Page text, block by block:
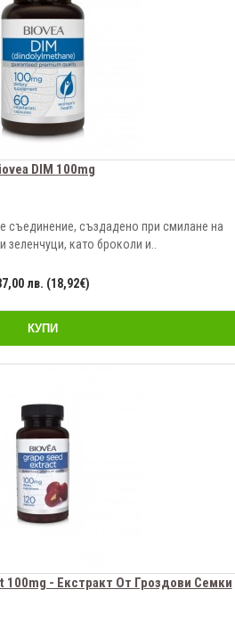
DIM 100mg
съединение, създадено при смилане на
зеленчуци, като броколи и..
лв. (18,92€)
КУПИ
100mg - Екстракт От Гроздови Семки